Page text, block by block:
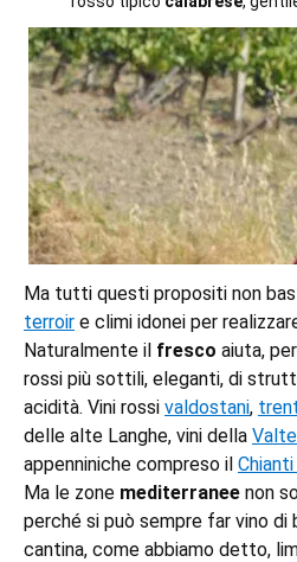
Ma tutti questi propositi non
terroir e climi idonei per
Naturalmente il fresco aiuta,
rossi più sottili, eleganti, di
acidità. Vini rossi valdostani,
delle alte Langhe, vini della
appenniniche compreso il
Ma le zone mediterranee non
perché si può sempre far vino di
cantina, come abbiamo detto,